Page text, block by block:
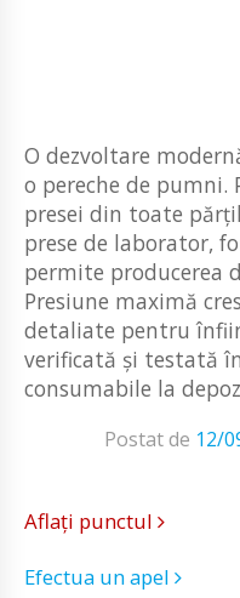
O dezvoltare
o pereche de
presei din toate
prese de laborator,
permite producerea
Presiune maximă
detaliate pentru
verificată și testată
consumabile la
Postat de 12/
Aflați punctul
Efectua un apel